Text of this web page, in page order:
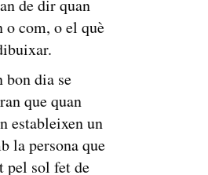
de dir quan
o com, o el què
dia se
que quan
estableixen un
la persona que
pel sol fet de